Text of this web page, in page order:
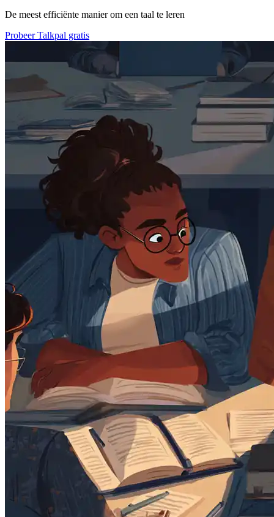
De meest efficiënte manier om een taal te leren
Probeer Talkpal gratis